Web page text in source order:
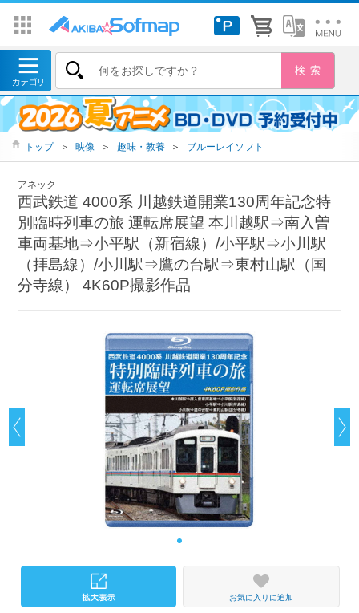
トップ ＞ 映像 ＞ 趣味・教養 ＞ ブルーレイソフト
アネック
西武鉄道 4000系 川越鉄道開業130周年記念特
別臨時列車の旅 運転席展望 本川越駅⇒南入曽
車両基地⇒小平駅（新宿線）/小平駅⇒小川駅
（拝島線）/小川駅⇒鷹の台駅⇒東村山駅（国
分寺線） 4K60P撮影作品
お気に入りに追加